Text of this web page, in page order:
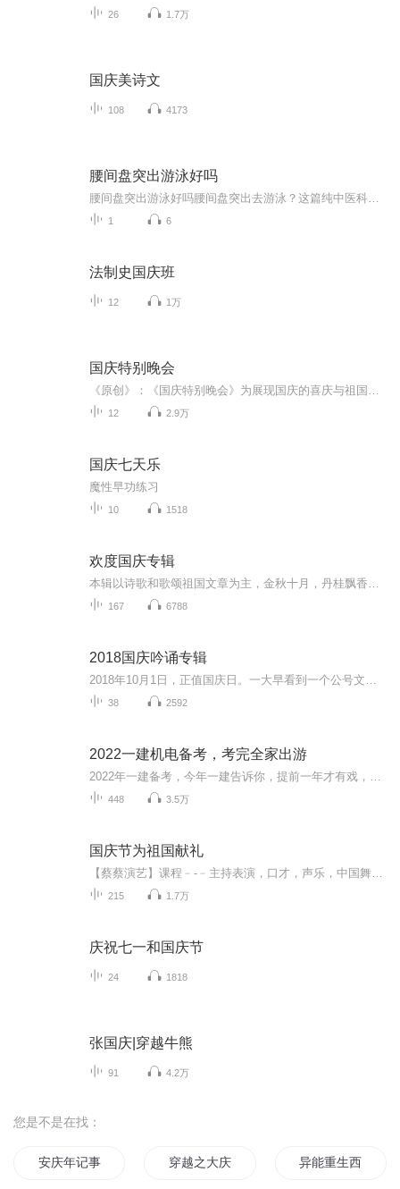
26 1.7万
国庆美诗文
108 4173
腰间盘突出游泳好吗
1 6
法制史国庆班
12 1万
国庆特别晚会
12 2.9万
国庆七天乐
魔性早功练习
10 1518
欢度国庆专辑
167 6788
2018国庆吟诵专辑
38 2592
2022一建机电备考，考完全家出游
448 3.5万
国庆节为祖国献礼
215 1.7万
庆祝七一和国庆节
24 1818
张国庆|穿越牛熊
91 4.2万
您是不是在找：
安庆年记事 穿越之大庆帝国 异能重生西门庆